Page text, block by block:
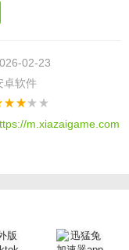
策公告统一推送，
、信息完善、家庭
，重要操作双重校
02-23
卓软件
m.xiazaigame.com